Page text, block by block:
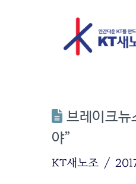
브레이크
야”
KT새노조